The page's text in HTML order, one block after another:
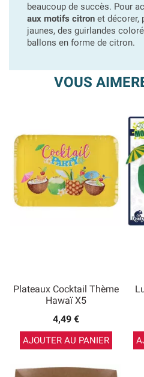
beaucoup de succès. Pour
aux motifs citron et décorer,
jaunes, des guirlandes
ballons en forme de citron.
VOUS
Plateaux Cocktail Thème
Hawaï X5
4,49 €
AJOUTER AU PANIER